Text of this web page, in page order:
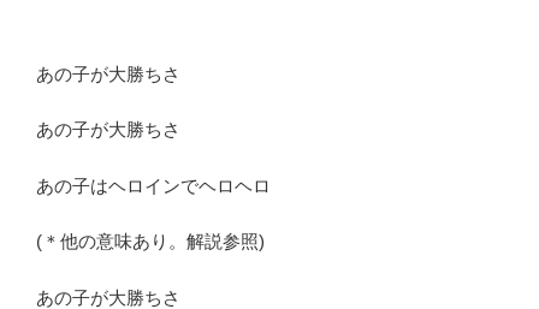
あの子が大勝ちさ
あの子が大勝ちさ
あの子はヘロインでヘロヘロ
(＊他の意味あり。解説参照)
あの子が大勝ちさ